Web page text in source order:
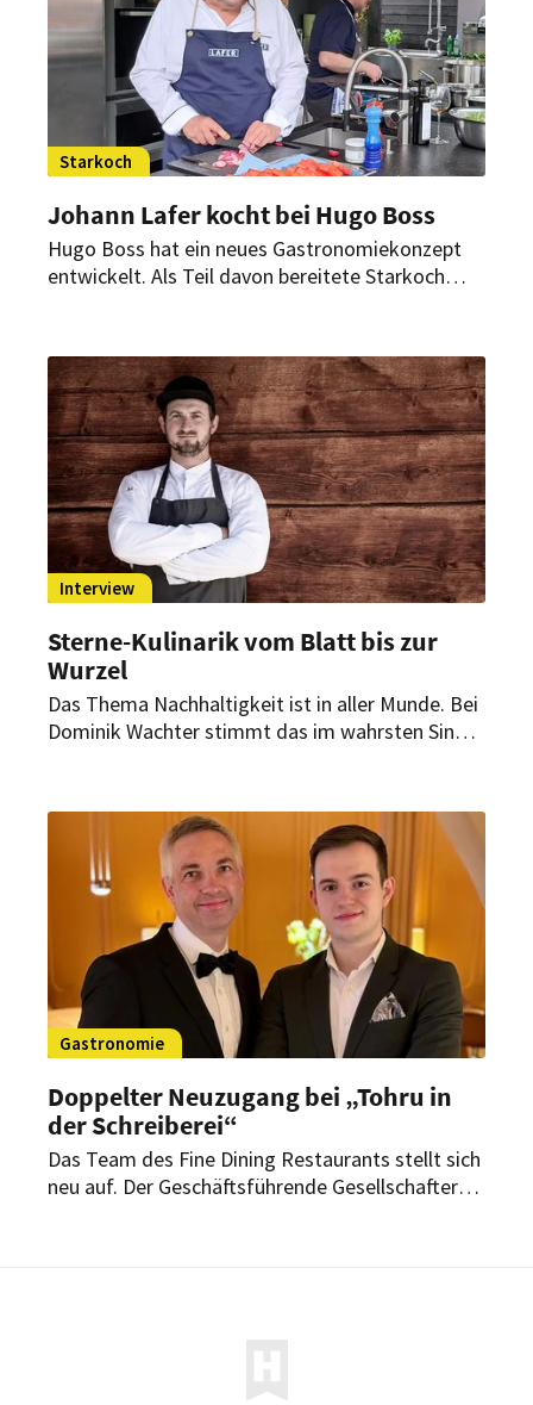
Starkoch
Johann Lafer kocht bei Hugo Boss
Hugo Boss hat ein neues Gastronomiekonzept
entwickelt. Als Teil davon bereitete Starkoch
Mitarbeiter auf dem Campus in Metzingen zu.
Interview
Sterne-Kulinarik vom Blatt bis zur
Wurzel
Das Thema Nachhaltigkeit ist in aller Munde. Bei
Dominik Wachter stimmt das im wahrsten Sinn
erklärt er in einem Interview.
Gastronomie
Doppelter Neuzugang bei „Tohru in
der Schreiberei“
Das Team des Fine Dining Restaurants stellt sich
neu auf. Der Geschäftsführende Gesellschafter